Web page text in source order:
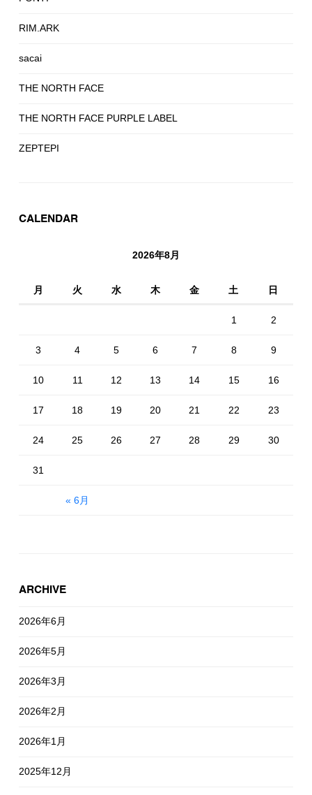
RIM.ARK
sacai
THE NORTH FACE
THE NORTH FACE PURPLE LABEL
ZEPTEPI
CALENDAR
2026年8月
月 火 水 木 金 土 日
« 6月
1 2
3 4 5 6 7 8 9
10 11 12 13 14 15 16
17 18 19 20 21 22 23
24 25 26 27 28 29 30
31
ARCHIVE
2026年6月
2026年5月
2026年3月
2026年2月
2026年1月
2025年12月